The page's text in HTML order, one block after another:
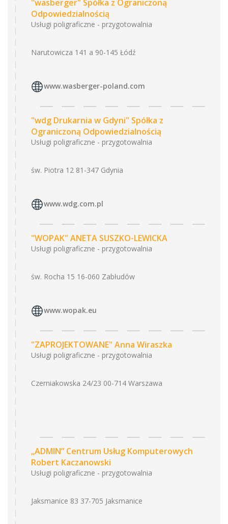
"wasberger" Spółka z Ograniczoną
Odpowiedzialnością
Usługi poligraficzne - przygotowalnia
Narutowicza 141 a 90-145 Łódź
www.wasberger-poland.com
"wdg Drukarnia w Gdyni" Spółka z
Ograniczoną Odpowiedzialnością
Usługi poligraficzne - przygotowalnia
św. Piotra 12 81-347 Gdynia
www.wdg.com.pl
"WOPAK" ANETA SUSZKO-LEWICKA
Usługi poligraficzne - przygotowalnia
św. Rocha 15 16-060 Zabłudów
www.wopak.eu
"ZAPROJEKTOWANE" Anna Wiraszka
Usługi poligraficzne - przygotowalnia
Czerniakowska 24/23 00-714 Warszawa
„ADMIN” Centrum Usług Komputerowych
Robert Kaczanowski
Usługi poligraficzne - przygotowalnia
Jaksmanice 83 37-705 Jaksmanice